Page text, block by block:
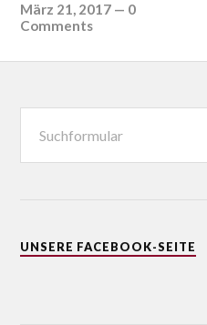
März 21, 2017 — 0
Comments
UNSERE FACEBOOK-SEITE